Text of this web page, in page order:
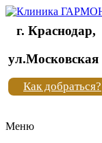
Клиника
"Новая
жизнь"
Клиника
г. Краснодар,
ул.Московская
Как добраться?
Меню